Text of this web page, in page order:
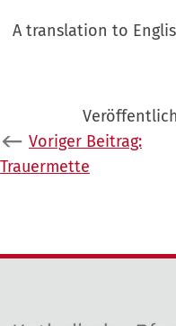
A translation to
Voriger Beitrag:
Trauermette